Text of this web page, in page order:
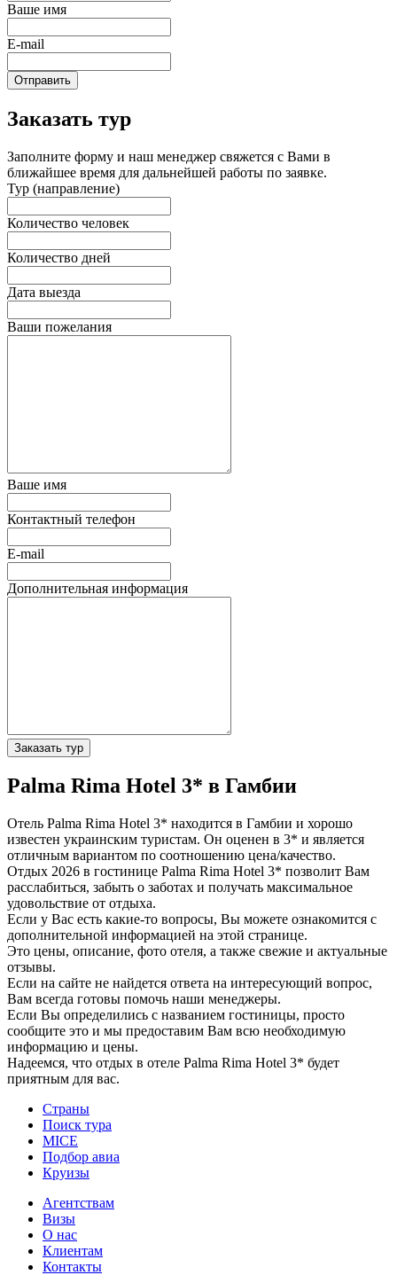
Ваше имя
E-mail
Отправить
Заказать тур
Заполните форму и наш менеджер свяжется с Вами в
ближайшее время для дальнейшей работы по заявке.
Тур (направление)
Количество человек
Количество дней
Дата выезда
Ваши пожелания
Ваше имя
Контактный телефон
E-mail
Дополнительная информация
Заказать тур
Palma Rima Hotel 3* в Гамбии
Отель Palma Rima Hotel 3* находится в Гамбии и хорошо
известен украинским туристам. Он оценен в 3* и является
отличным вариантом по соотношению цена/качество.
Отдых 2026 в гостинице Palma Rima Hotel 3* позволит Вам
расслабиться, забыть о заботах и получать максимальное
удовольствие от отдыха.
Если у Вас есть какие-то вопросы, Вы можете ознакомится с
дополнительной информацией на этой странице.
Это цены, описание, фото отеля, а также свежие и актуальные
отзывы.
Если на сайте не найдется ответа на интересующий вопрос,
Вам всегда готовы помочь наши менеджеры.
Если Вы определились с названием гостиницы, просто
сообщите это и мы предоставим Вам всю необходимую
информацию и цены.
Надеемся, что отдых в отеле Palma Rima Hotel 3* будет
приятным для вас.
Страны
Поиск тура
MICE
Подбор авиа
Круизы
Агентствам
Визы
О нас
Клиентам
Контакты